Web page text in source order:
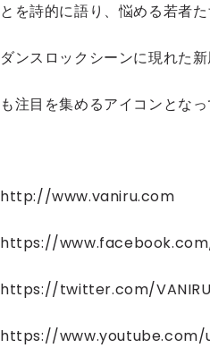
とを詩的に語り、悩める若者
ダンスロックシーンに現れた
も注目を集めるアイコンとなっ
http://www.vaniru.com
https://
https://twitter.com/
https://www.youtube.com/